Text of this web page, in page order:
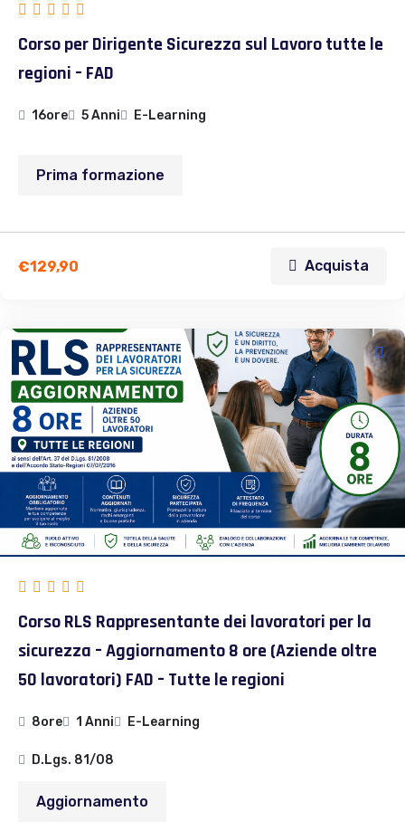
Corso per Dirigente Sicurezza sul Lavoro tutte le
regioni – FAD
16ore 5 Anni E-Learning
Prima formazione
€129,90 Acquista
Corso RLS Rappresentante dei lavoratori per la
sicurezza – Aggiornamento 8 ore (Aziende oltre
50 lavoratori) FAD – Tutte le regioni
8ore 1 Anni E-Learning
D.Lgs. 81/08
Aggiornamento